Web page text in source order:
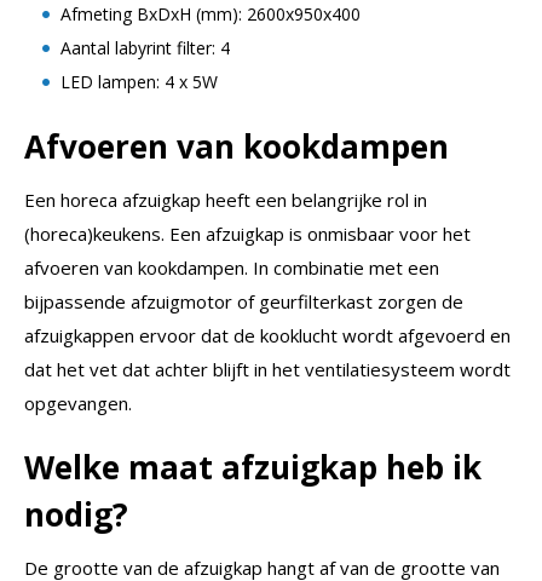
Afmeting BxDxH (mm): 2600x950x400
Aantal labyrint filter: 4
LED lampen: 4 x 5W
Afvoeren van kookdampen
Een horeca afzuigkap heeft een belangrijke rol in
(horeca)keukens. Een afzuigkap is onmisbaar voor het
afvoeren van kookdampen. In combinatie met een
bijpassende afzuigmotor of geurfilterkast zorgen de
afzuigkappen ervoor dat de kooklucht wordt afgevoerd en
dat het vet dat achter blijft in het ventilatiesysteem wordt
opgevangen.
Welke maat afzuigkap heb ik
nodig?
De grootte van de afzuigkap hangt af van de grootte van